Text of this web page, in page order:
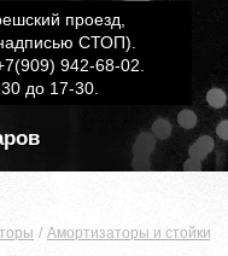
проезд,
СТОП).
942-68-02.
до 17-30.
Амортизаторы и стойки